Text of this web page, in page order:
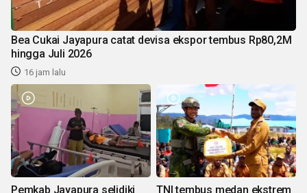
Bea Cukai Jayapura catat devisa ekspor tembus Rp80,2M
hingga Juli 2026
16 jam lalu
Pemkab Jayapura selidiki
TNI tembus medan ekstrem